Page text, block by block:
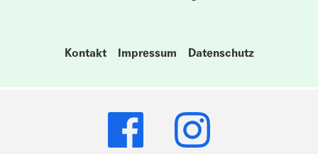
Kontakt Impressum Datenschutz